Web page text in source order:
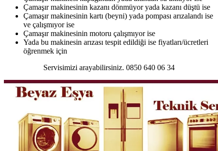
Çamaşır makinesinin kazanı dönmüyor yada kazanı düştü ise
Çamaşır makinesinin kartı (beyni) yada pompası arızalandı ise
ve çalışmıyor ise
Çamaşır makinesinin motoru çalışmıyor ise
Yada bu makinesin arızası tespit edildiği ise fiyatları/ücretleri
öğrenmek için
Servisimizi arayabilirsiniz. 0850 640 06 34